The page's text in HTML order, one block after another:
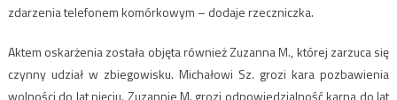
zdarzenia telefonem komórkowym – dodaje rzeczniczka.
Aktem oskarżenia została objęta również Zuzanna M., której zarzuca się
czynny udział w zbiegowisku. Michałowi Sz. grozi kara pozbawienia
wolności do lat pięciu. Zuzannie M. grozi odpowiedzialność karna do lat